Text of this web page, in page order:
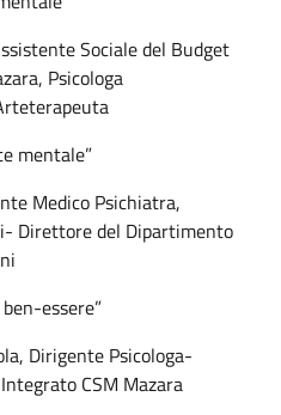
Sociale del Budget
Psicologa
mentale”
Medico Psichiatra,
Direttore del Dipartimento
essere”
Dirigente Psicologa-
CSM Mazara